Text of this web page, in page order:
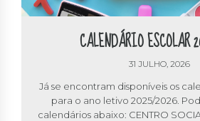
CALENDÁRIO ESCOLAR
31 JULHO, 2026
Já se encontram disponíveis os
para o ano letivo 2025/2026.
calendários abaixo: CENTRO